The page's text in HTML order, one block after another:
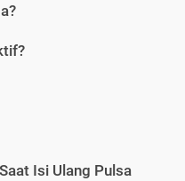
Isi Ulang Pulsa